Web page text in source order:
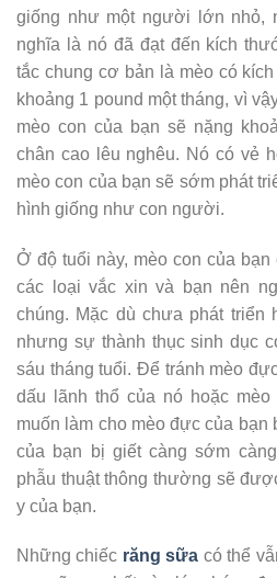
giống như một người lớn nhỏ,
nghĩa là nó đã đạt đến kích
tắc chung cơ bản là mèo có
khoảng 1 pound một tháng, vì
mèo con của bạn sẽ nặng
chân cao lêu nghêu. Nó có vẻ
mèo con của bạn sẽ sớm phát
hình giống như con người.
Ở độ tuổi này, mèo con của
các loại vắc xin và bạn nên
chúng. Mặc dù chưa phát triển
nhưng sự thành thục sinh dục
sáu tháng tuổi. Để tránh mèo
dấu lãnh thổ của nó hoặc
muốn làm cho mèo đực của bạn
của bạn bị giết càng sớm
phẫu thuật thông thường sẽ
y của bạn.
Những chiếc răng sữa có thể